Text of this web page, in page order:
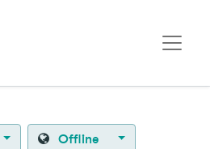
Offline